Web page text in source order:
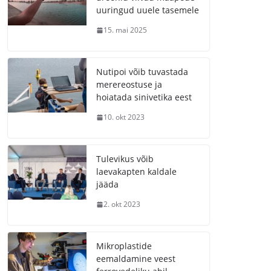
uuringud uuele tasemele
15. mai 2025
Nutipoi võib tuvastada
merereostuse ja
hoiatada sinivetika eest
10. okt 2023
Tulevikus võib
laevakapten kaldale
jääda
2. okt 2023
Mikroplastide
eemaldamine veest